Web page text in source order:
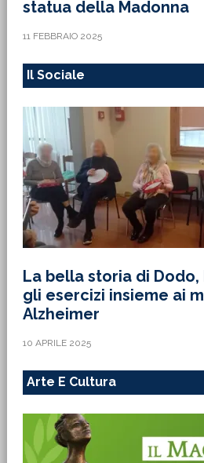
statua della Madonna
11 FEBBRAIO 2025
Il Sociale
La bella storia di
gli esercizi insieme ai
Alzheimer
10 APRILE 2025
Arte E Cultura